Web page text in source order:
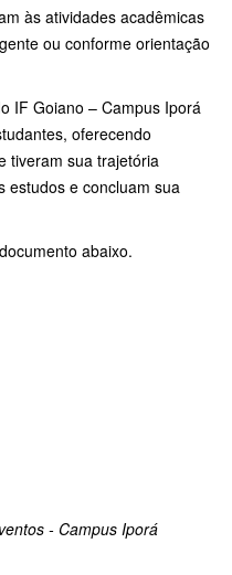
às atividades acadêmicas
ou conforme orientação
IF Goiano – Campus Iporá
oferecendo
tiveram sua trajetória
estudos e concluam sua
abaixo.
- Campus Iporá